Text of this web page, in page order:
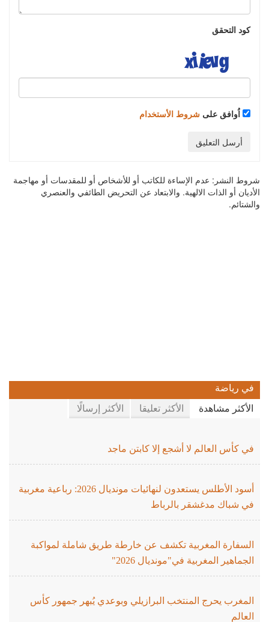
كود التحقق
اُوافق على شروط الأستخدام
أرسل التعليق
شروط النشر: عدم الإساءة للكاتب أو للأشخاص أو للمقدسات أو مهاجمة
الأديان أو الذات الالهية. والابتعاد عن التحريض الطائفي والعنصري
والشتائم.
في رياضة
الأكثر مشاهدة الأكثر تعليقا الأكثر إرسالًا
في كأس العالم لا أشجع إلا كابتن ماجد
أسود الأطلس يستعدون لنهائيات مونديال 2026: رباعية مغربية
في شباك مدغشقر بالرباط
السفارة المغربية تكشف عن خارطة طريق شاملة لمواكبة
الجماهير المغربية في"مونديال 2026"
المغرب يحرج المنتخب البرازيلي وبوعدي يُبهر جمهور كأس
العالم